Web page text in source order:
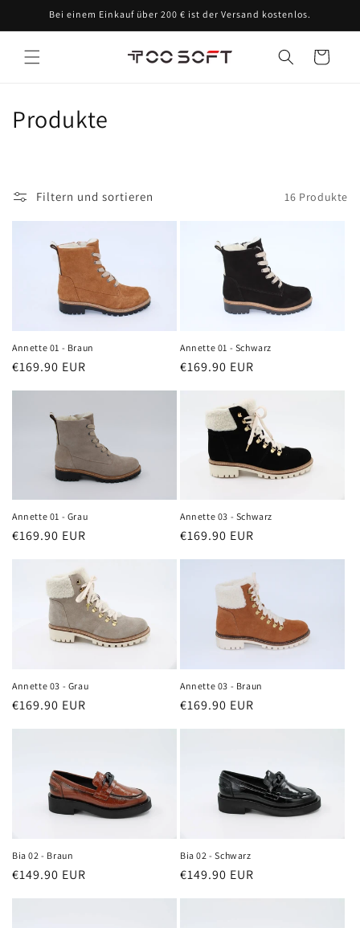
Inhalt
Bei einem Einkauf über 200 € ist der Versand kostenlos.
Warenkorb
K
e
i
e
:
Produkte
Filtern und sortieren 16 Produkte
Annette 01 - Braun
Normaler
€169.90 EUR
Annette 01 - Schwarz
Normaler
€169.90 EUR
Annette 01 - Grau
Normaler
€169.90 EUR
Annette 03 - Schwarz
Normaler
Preis
€169.90 EUR
Annette 03 - Grau
Normaler
€169.90 EUR
Annette 03 - Braun
Normaler
€169.90 EUR
Bia 02 - Braun
Normaler
€149.90 EUR
Bia 02 - Schwarz
Normaler
€149.90 EUR